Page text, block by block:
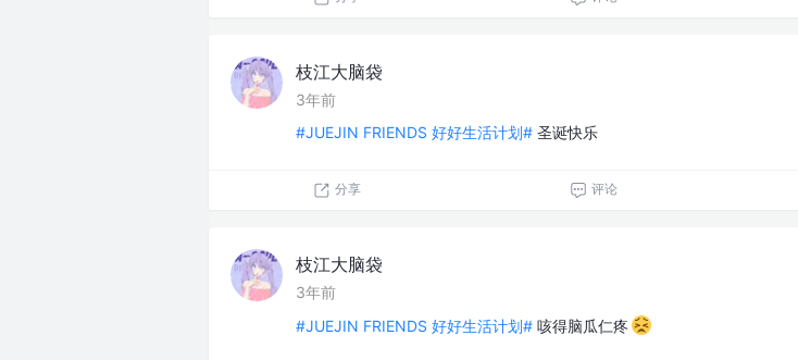
枝江大脑袋
3年前
#JUEJIN FRIENDS 好好生活计划# 圣诞快乐
分享 评论
枝江大脑袋
3年前
#JUEJIN FRIENDS 好好生活计划# 咳得脑瓜仁疼